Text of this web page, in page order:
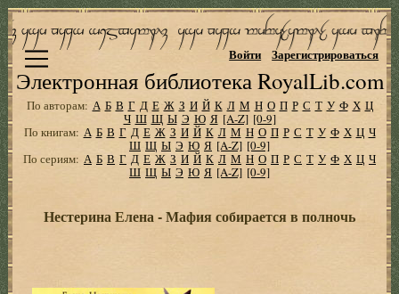
Электронная библиотека RoyalLib.com
Войти Зарегистрироваться
По авторам: А Б В Г Д Е Ж З И Й К Л М Н О П Р С Т У Ф Х Ц
Ч Ш Щ Ы Э Ю Я [A-Z] [0-9]
По книгам: А Б В Г Д Е Ж З И Й К Л М Н О П Р С Т У Ф Х Ц Ч
Ш Щ Ы Э Ю Я [A-Z] [0-9]
По сериям: А Б В Г Д Е Ж З И Й К Л М Н О П Р С Т У Ф Х Ц Ч
Ш Щ Ы Э Ю Я [A-Z] [0-9]
Нестерина Елена - Мафия собирается в полночь